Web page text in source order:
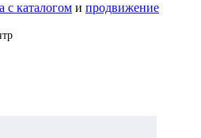
с каталогом и продвижение